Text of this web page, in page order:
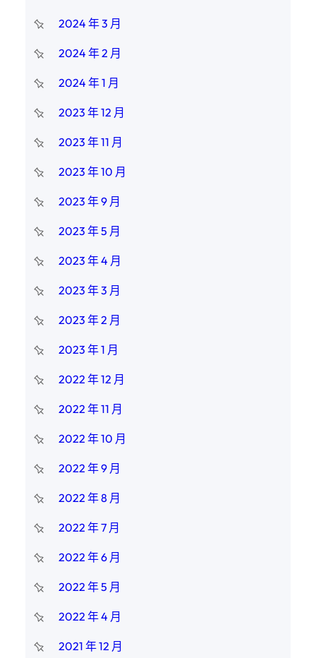
2024 年 3 月
2024 年 2 月
2024 年 1 月
2023 年 12 月
2023 年 11 月
2023 年 10 月
2023 年 9 月
2023 年 5 月
2023 年 4 月
2023 年 3 月
2023 年 2 月
2023 年 1 月
2022 年 12 月
2022 年 11 月
2022 年 10 月
2022 年 9 月
2022 年 8 月
2022 年 7 月
2022 年 6 月
2022 年 5 月
2022 年 4 月
2021 年 12 月